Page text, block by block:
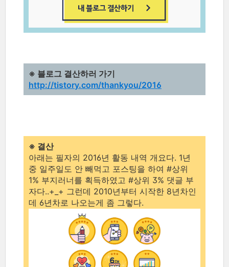
※ 블로그 결산하러 가기
http://tistory.com/thankyou/2016
※ 결산
아래는 필자의 2016년 활동 내역 개요다. 1년
중 일주일도 안 빼먹고 포스팅을 하여 #상위
1% 부지러너를 획득하였고 #상위 3% 댓글 부
자다..+_+ 그런데 2010년부터 시작한 8년차인
데 6년차로 나오는게 좀 그렇다.